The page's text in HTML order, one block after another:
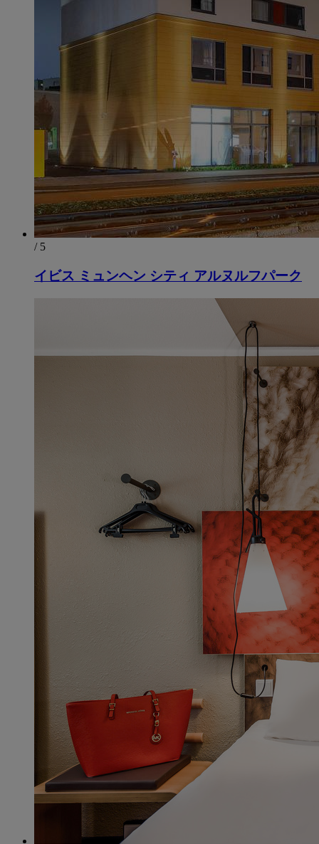
/ 5
イビス ミュンヘン シティ アルヌルフパーク